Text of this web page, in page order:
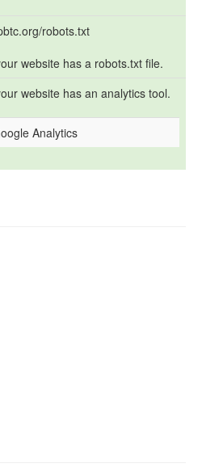
robots.txt
website has a robots.txt file.
website has an analytics tool.
Analytics